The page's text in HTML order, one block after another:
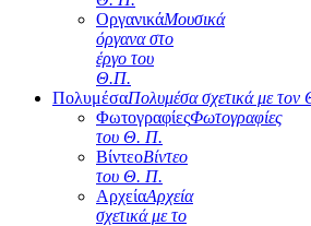
ΟργανικάΜουσικά
όργανα στο
έργο του
Θ.Π.
ΠολυμέσαΠολυμέσα σχετικά με
ΦωτογραφίεςΦωτογραφίες
του Θ. Π.
ΒίντεοΒίντεο
του Θ. Π.
ΑρχείαΑρχεία
σχετικά με το